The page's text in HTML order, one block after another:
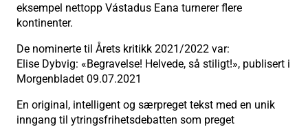
eksempel nettopp Vástadus Eana turnerer flere
kontinenter.
De nominerte til Årets kritikk 2021/2022 var:
Elise Dybvig: «Begravelse! Helvede, så stiligt!», publisert i
Morgenbladet 09.07.2021
En original, intelligent og særpreget tekst med en unik
inngang til ytringsfrihetsdebatten som preget